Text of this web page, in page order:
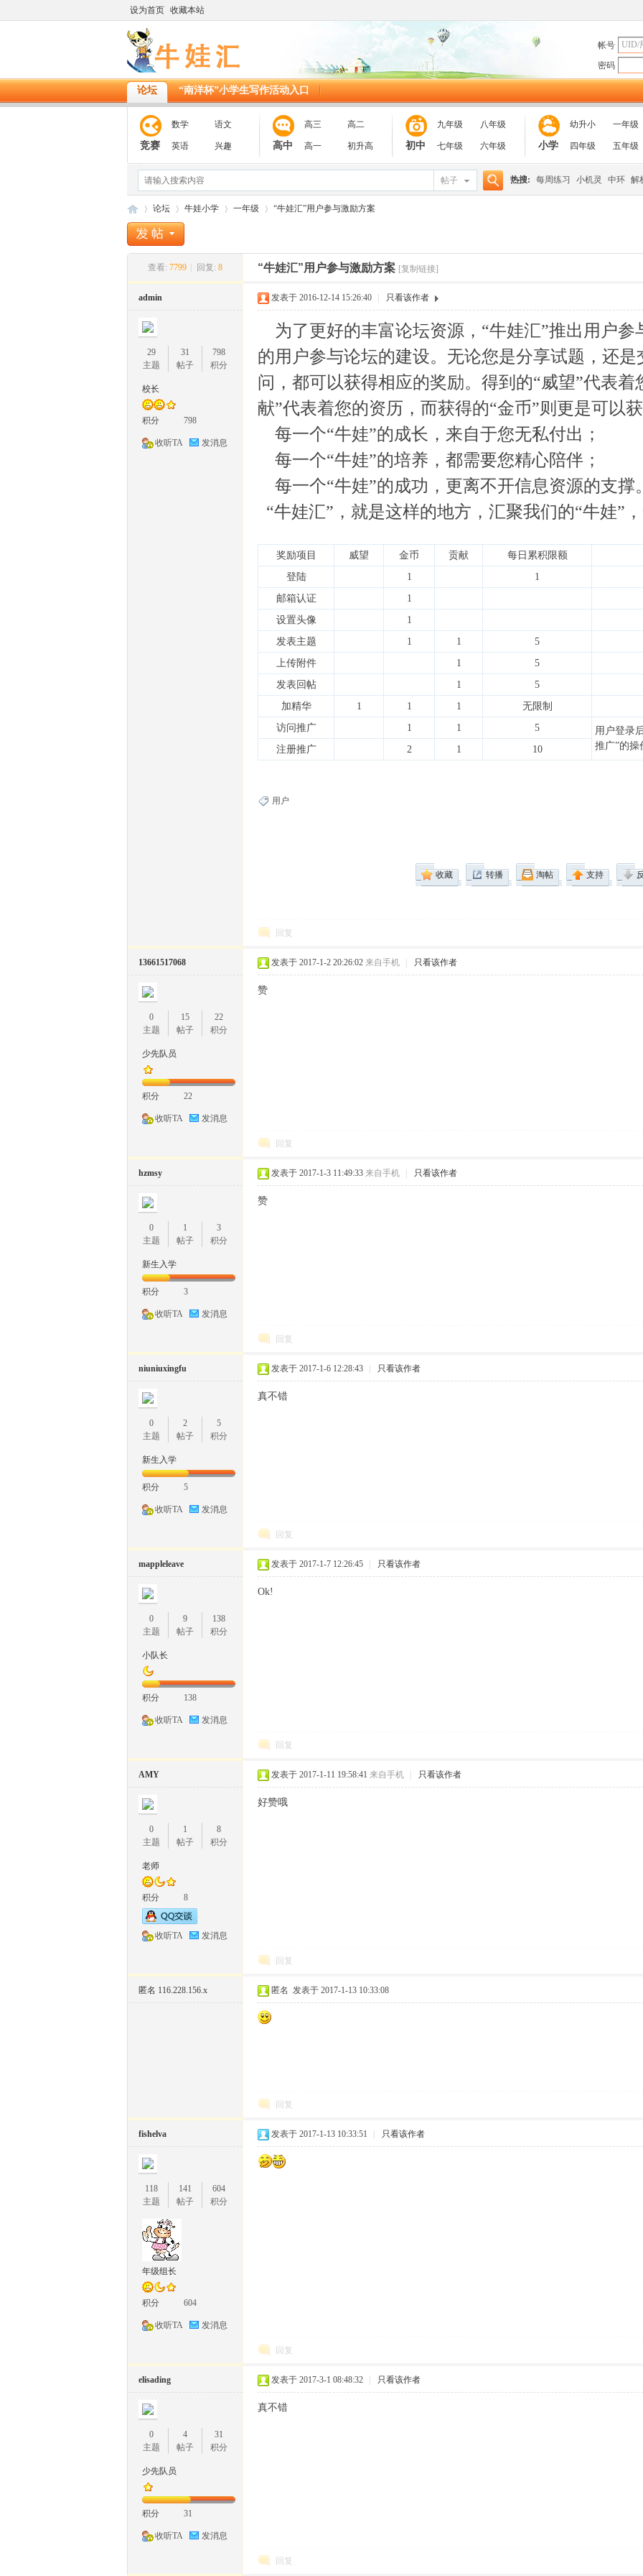
设为首页 收藏本站
帐号
密码
论坛 “南洋杯”小学生写作活动入口
竞赛
数学 语文
英语 兴趣 高中
高三 高二
高一 初升高 初中
九年级 八年级
七年级 六年级 小学
幼升小 一年级
四年级 五年级
帖子 热搜: 每周练习 小机灵 中环 解
论坛
›
牛娃小学
›
一年级 “牛娃汇”用户参与激励方案
查看: 7799 回复: 8 “牛娃汇”用户参与激励方案 [复制链接]
admin
29
主题
31
帖子
798
积分
校长
积分 798
收听TA 发消息
发表于 2016-12-14 15:26:40 只看该作者
为了更好的丰富论坛资源，“牛娃汇”推出用户参
的用户参与论坛的建设。无论您是分享试题，还
问，都可以获得相应的奖励。得到的“威望”代表着
献”代表着您的资历，而获得的“金币”则更是可以
每一个“牛娃”的成长，来自于您无私付出；
每一个“牛娃”的培养，都需要您精心陪伴；
每一个“牛娃”的成功，更离不开信息资源的支撑。
“牛娃汇”，就是这样的地方，汇聚我们的“牛娃”，
奖励项目 威望 金币 贡献 每日累积限额
登陆
1
1
邮箱认证
1
设置头像
1
发表主题
1 1 5
上传附件
1
5
发表回帖
1
5
加精华
1 1 1
无限制
访问推广
1 1 5
用户登录
推广”的操
注册推广 2 1 10
用户
收藏 转播 淘帖 支持
回复
13661517068
0
主题
15
帖子
22
积分
少先队员
积分 22
收听TA 发消息
发表于 2017-1-2 20:26:02 来自手机 只看该作者
赞
回复
hzmsy
0
主题
1
帖子
3
积分
新生入学
积分 3
收听TA 发消息
发表于 2017-1-3 11:49:33 来自手机 只看该作者
赞
回复
niuniuxingfu
0
主题
2
帖子
5
积分
新生入学
积分 5
收听TA 发消息
发表于 2017-1-6 12:28:43 只看该作者
真不错
回复
mappleleave
0
主题
9
帖子
138
积分
小队长
积分 138
收听TA 发消息
发表于 2017-1-7 12:26:45 只看该作者
Ok!
回复
AMY
0
主题
1
帖子
8
积分
老师
积分 8
收听TA 发消息
发表于 2017-1-11 19:58:41 来自手机 只看该作者
好赞哦
回复
匿名 116.228.156.x 匿名 发表于 2017-1-13 10:33:08
回复
fishelva
118
主题
141
帖子
604
积分
年级组长
积分 604
收听TA 发消息
发表于 2017-1-13 10:33:51 只看该作者
回复
elisading
0
主题
4
帖子
31
积分
少先队员
积分 31
收听TA 发消息
发表于 2017-3-1 08:48:32 只看该作者
真不错
回复